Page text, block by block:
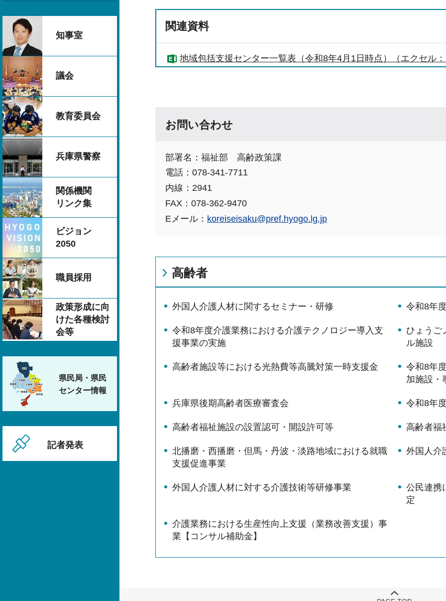
知事室
議会
教育委員会
兵庫県警察
関係機関
リンク集
ビジョン
2050
職員採用
政策形成に向
けた各種検討
会等
県民局・県民
センター情報
記者発表
関連資料
地域包括支援センター一覧表（令和8年4月1日時点）（エクセル
お問い合わせ
部署名：福祉部 高齢政策課
電話：078-341-7711
内線：2941
FAX：078-362-9470
Eメール： koreiseisaku@pref.hyogo.lg.jp
高齢者
外国人介護人材に関するセミナー・研修 令和8年
令和8年度介護業務における介護テクノロジー導入支
援事業の実施
ひょうご
ル施設
高齢者施設等における光熱費等高騰対策一時支援金
令和8年
加施設・
兵庫県後期高齢者医療審査会 令和8年
高齢者福祉施設の設置認可・開設許可等 高齢者福
北播磨・西播磨・但馬・丹波・淡路地域における就職
支援促進事業
外国人介
外国人介護人材に対する介護技術等研修事業
公民連携
定
介護業務における生産性向上支援（業務改善支援）事
業【コンサル補助金】